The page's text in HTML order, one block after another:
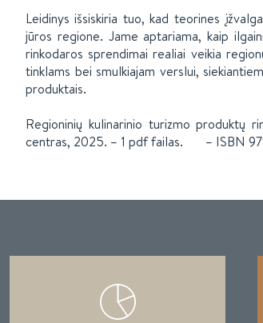
Leidinys išsiskiria tuo, kad teorines
jūros regione. Jame aptariama, kaip
rinkodaros sprendimai realiai veikia
tinklams bei smulkiajam verslui,
produktais.
Regioninių kulinarinio turizmo produktų
centras, 2025. – 1 pdf failas. – ISBN